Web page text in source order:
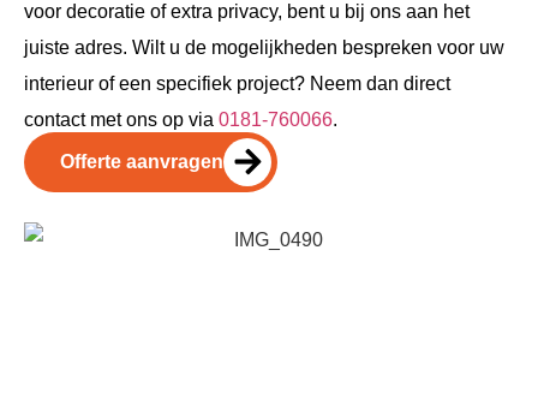
voor decoratie of extra privacy, bent u bij ons aan het
juiste adres. Wilt u de mogelijkheden bespreken voor uw
interieur of een specifiek project? Neem dan direct
contact met ons op via 0181-760066.
Offerte aanvragen